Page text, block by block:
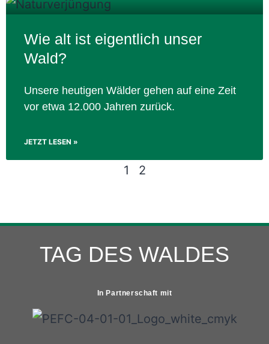
Wie alt ist eigentlich unser
Wald?
Unsere heutigen Wälder gehen auf eine Zeit
vor etwa 12.000 Jahren zurück.
JETZT LESEN »
1 2
TAG DES WALDES
In Partnerschaft mit